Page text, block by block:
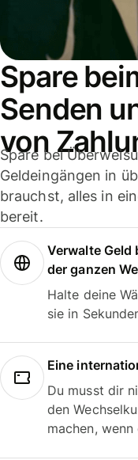
Spare
Senden
von
Spare bei
Geldeingängen in
brauchst, alles in
bereit.
Verwalte Geld
der ganzen
Halte deine
sie in
Eine
Du musst dir
den
machen,